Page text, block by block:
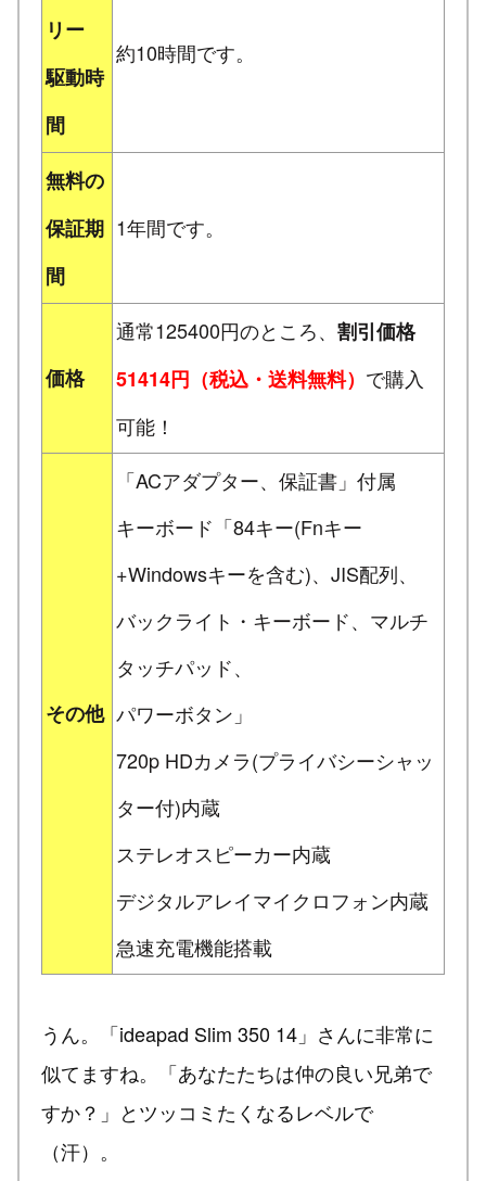
リー
駆動時
間
約10時間です。
無料の
保証期
間
1年間です。
価格
通常125400円のところ、 割引価格
51414円（税込・送料無料） で購入
可能！
その他
「ACアダプター、保証書」付属
キーボード「84キー(Fnキー
+Windowsキーを含む)、JIS配列、
バックライト・キーボード、マルチ
タッチパッド、
パワーボタン」
720p HDカメラ(プライバシーシャッ
ター付)内蔵
ステレオスピーカー内蔵
デジタルアレイマイクロフォン内蔵
急速充電機能搭載
うん。「ideapad Slim 350 14」さんに非常に
似てますね。「あなたたちは仲の良い兄弟で
すか？」とツッコミたくなるレベルで
（汗）。